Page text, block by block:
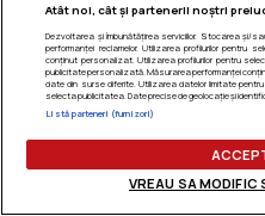
Atât noi, cât și partenerii noștri
Dezvoltarea și îmbunătățirea serviciilor. Stocarea și/
performanței reclamelor. Utilizarea profilurilor pentru
conținut personalizat. Utilizarea profilurilor pentru
publicitate personalizată. Măsurarea performanței
date din surse diferite. Utilizarea datelor limitate
selecta publicitatea. Date precise de geolocație și
Listă parteneri (furnizori)
VREAU SA MODIFIC